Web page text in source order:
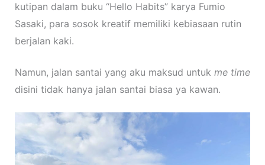
kutipan dalam buku “Hello Habits” karya Fumio
Sasaki, para sosok kreatif memiliki kebiasaan rutin
berjalan kaki.
Namun, jalan santai yang aku maksud untuk me time
disini tidak hanya jalan santai biasa ya kawan.